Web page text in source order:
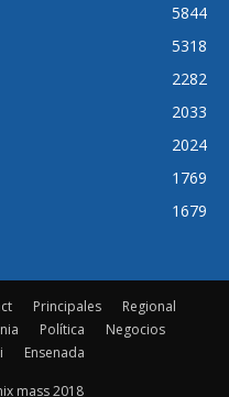
5844
5318
2282
2033
2024
1769
1679
Principales
Regional
Política
Negocios
Ensenada
mass 2018